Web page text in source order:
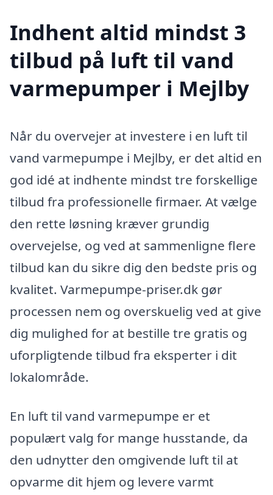
Indhent altid mindst 3
tilbud på luft til vand
varmepumper i Mejlby
Når du overvejer at investere i en luft til
vand varmepumpe i Mejlby, er det altid en
god idé at indhente mindst tre forskellige
tilbud fra professionelle firmaer. At vælge
den rette løsning kræver grundig
overvejelse, og ved at sammenligne flere
tilbud kan du sikre dig den bedste pris og
kvalitet. Varmepumpe-priser.dk gør
processen nem og overskuelig ved at give
dig mulighed for at bestille tre gratis og
uforpligtende tilbud fra eksperter i dit
lokalområde.
En luft til vand varmepumpe er et
populært valg for mange husstande, da
den udnytter den omgivende luft til at
opvarme dit hjem og levere varmt